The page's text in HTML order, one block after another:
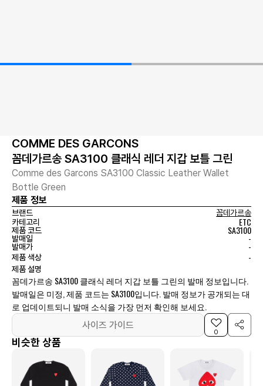
COMME DES GARCONS
꼼데가르송 SA3100 클래식 레더 지갑 보틀 그린
Comme des Garcons SA3100 Classic Leather Wallet
Bottle Green
제품 정보
브랜드
꼼데가르송
카테고리
ETC
제품 코드 SA3100
발매일 -
발매가 -
제품 색상 -
제품 설명
꼼데가르송 SA3100 클래식 레더 지갑 보틀 그린의 발매 정보입니다.
발매일은 미정, 제품 코드는 SA3100입니다. 발매 정보가 공개되는 대
로 업데이트되니 발매 소식을 가장 먼저 확인해 보세요.
사이즈 가이드
0
비슷한 상품